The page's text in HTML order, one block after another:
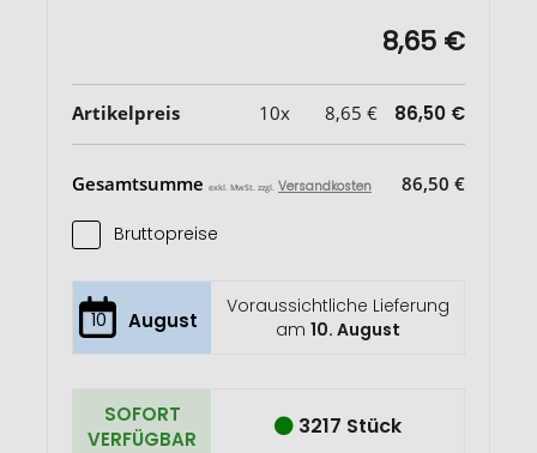
8,65 €
Artikelpreis 10x 8,65 € 86,50 €
Gesamtsumme exkl. MwSt. zzgl. Versandkosten 86,50 €
Bruttopreise
10 August
Voraussichtliche Lieferung
am 10. August
SOFORT
VERFÜGBAR
3217 Stück